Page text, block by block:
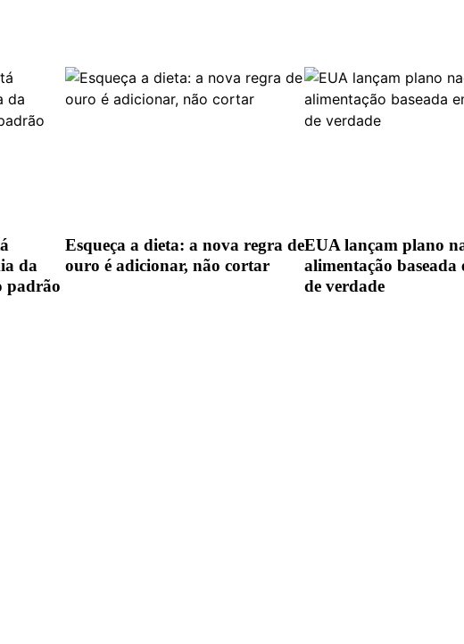
da
padrão
Esqueça a dieta: a nova regra de
ouro é adicionar, não cortar
EUA lançam plano
alimentação baseada
de verdade